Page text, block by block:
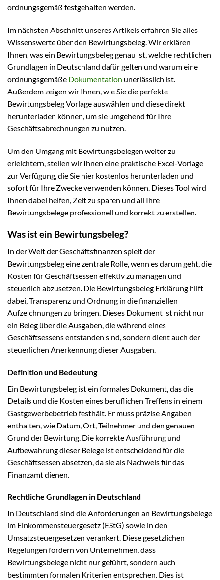
ordnungsgemäß festgehalten werden.
Im nächsten Abschnitt unseres Artikels erfahren Sie alles
Wissenswerte über den Bewirtungsbeleg. Wir erklären
Ihnen, was ein Bewirtungsbeleg genau ist, welche rechtlichen
Grundlagen in Deutschland dafür gelten und warum eine
ordnungsgemäße Dokumentation unerlässlich ist.
Außerdem zeigen wir Ihnen, wie Sie die perfekte
Bewirtungsbeleg Vorlage auswählen und diese direkt
herunterladen können, um sie umgehend für Ihre
Geschäftsabrechnungen zu nutzen.
Um den Umgang mit Bewirtungsbelegen weiter zu
erleichtern, stellen wir Ihnen eine praktische Excel-Vorlage
zur Verfügung, die Sie hier kostenlos herunterladen und
sofort für Ihre Zwecke verwenden können. Dieses Tool wird
Ihnen dabei helfen, Zeit zu sparen und all Ihre
Bewirtungsbelege professionell und korrekt zu erstellen.
Was ist ein Bewirtungsbeleg?
In der Welt der Geschäftsfinanzen spielt der
Bewirtungsbeleg eine zentrale Rolle, wenn es darum geht, die
Kosten für Geschäftsessen effektiv zu managen und
steuerlich abzusetzen. Die Bewirtungsbeleg Erklärung hilft
dabei, Transparenz und Ordnung in die finanziellen
Aufzeichnungen zu bringen. Dieses Dokument ist nicht nur
ein Beleg über die Ausgaben, die während eines
Geschäftsessens entstanden sind, sondern dient auch der
steuerlichen Anerkennung dieser Ausgaben.
Definition und Bedeutung
Ein Bewirtungsbeleg ist ein formales Dokument, das die
Details und die Kosten eines beruflichen Treffens in einem
Gastgewerbebetrieb festhält. Er muss präzise Angaben
enthalten, wie Datum, Ort, Teilnehmer und den genauen
Grund der Bewirtung. Die korrekte Ausführung und
Aufbewahrung dieser Belege ist entscheidend für die
Geschäftsessen absetzen, da sie als Nachweis für das
Finanzamt dienen.
Rechtliche Grundlagen in Deutschland
In Deutschland sind die Anforderungen an Bewirtungsbelege
im Einkommensteuergesetz (EStG) sowie in den
Umsatzsteuergesetzen verankert. Diese gesetzlichen
Regelungen fordern von Unternehmen, dass
Bewirtungsbelege nicht nur geführt, sondern auch
bestimmten formalen Kriterien entsprechen. Dies ist